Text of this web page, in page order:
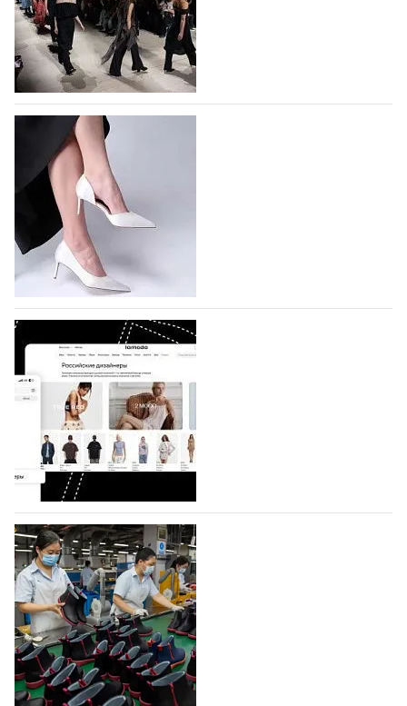
На участие в Московской неделе моды
подано 1047 заявок
На участие в седьмой Московской неделе моды,
которая пройдет в российской столице с 26 сентября
по 1 октября, уже подано 1047 заявок. Примерно
половину из них (494) прислали дизайнеры,
коллекции которых не были представлены в…
07.08.2026 593
BALLINA представит свои новинки на Euro
Shoes
Компания BALLINA Guangzhou Lihuang Footwear
Co., Ltd., основанная в 2011 году и расположенная в
Гуанчжоу, столице моды Китая, является
профессиональной обувной компанией,
объединяющей разработку, производство и…
07.08.2026 449
На платформе Lamoda - новый раздел и
условия продвижения локальных
дизайнерских марок
Российский маркетплейс Lamoda решил обновить
раздел для продажи продукции локальных
дизайнерских марок одежды, обуви и аксессуаров.
Бренды также получат маркетинговую…